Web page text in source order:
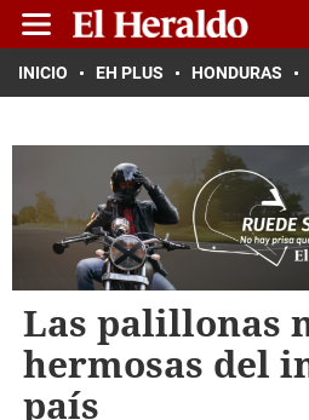
INICIO EH PLUS HONDURAS
Las palillonas
hermosas del
país